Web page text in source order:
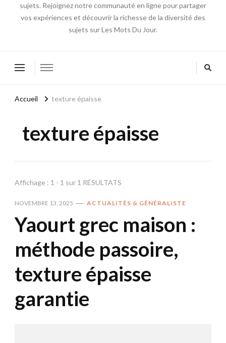
sujets. Rejoignez notre communauté en ligne pour partager
vos expériences et découvrir la richesse de la diversité des
sujets sur Les Mots Du Jour.
Accueil texture épaisse
texture épaisse
Affichage : 1 - 1 sur 1 RÉSULTATS
NOVEMBRE 13, 2025 ACTUALITÉS & GÉNÉRALISTE
Yaourt grec maison :
méthode passoire,
texture épaisse
garantie